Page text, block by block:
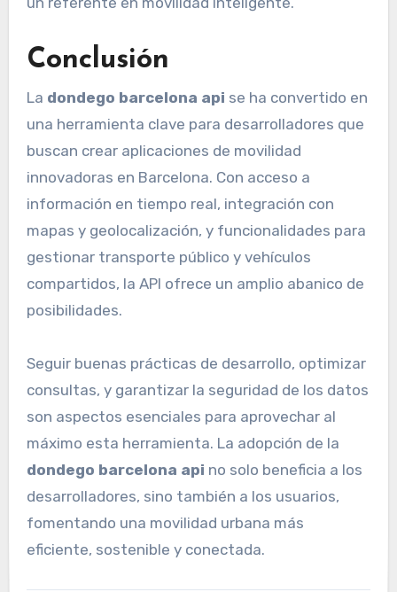
Conclusión
La dondego barcelona api se ha convertido en
una herramienta clave para desarrolladores que
buscan crear aplicaciones de movilidad
innovadoras en Barcelona. Con acceso a
información en tiempo real, integración con
mapas y geolocalización, y funcionalidades para
gestionar transporte público y vehículos
compartidos, la API ofrece un amplio abanico de
posibilidades.
Seguir buenas prácticas de desarrollo, optimizar
consultas, y garantizar la seguridad de los datos
son aspectos esenciales para aprovechar al
máximo esta herramienta. La adopción de la
dondego barcelona api no solo beneficia a los
desarrolladores, sino también a los usuarios,
fomentando una movilidad urbana más
eficiente, sostenible y conectada.